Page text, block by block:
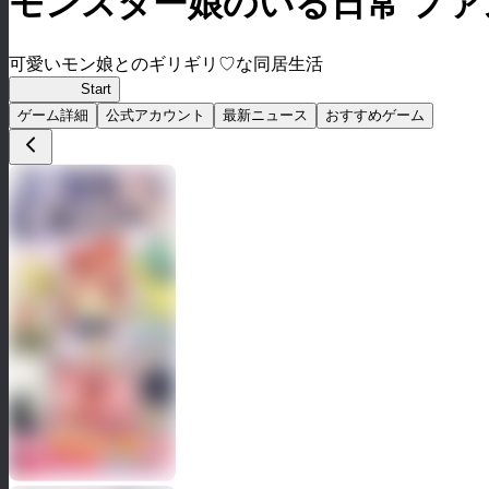
可愛いモン娘とのギリギリ♡な同居生活
Start
ゲーム詳細
公式アカウント 最新ニュース おすすめゲーム